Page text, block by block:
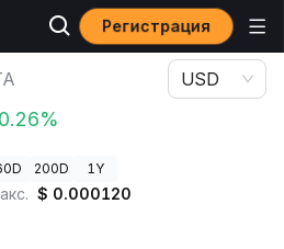
Регистрация
AI ANITA
USD
200D 1Y
$ 0.000120